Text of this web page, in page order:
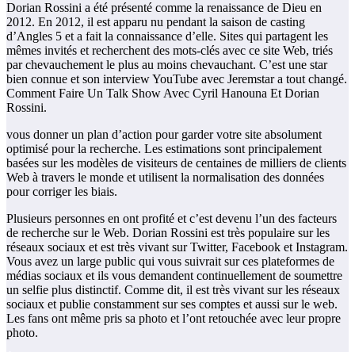
Dorian Rossini a été présenté comme la renaissance de Dieu en
2012. En 2012, il est apparu nu pendant la saison de casting
d’Angles 5 et a fait la connaissance d’elle. Sites qui partagent les
mêmes invités et recherchent des mots-clés avec ce site Web, triés
par chevauchement le plus au moins chevauchant. C’est une star
bien connue et son interview YouTube avec Jeremstar a tout changé.
Comment Faire Un Talk Show Avec Cyril Hanouna Et Dorian
Rossini.
vous donner un plan d’action pour garder votre site absolument
optimisé pour la recherche. Les estimations sont principalement
basées sur les modèles de visiteurs de centaines de milliers de clients
Web à travers le monde et utilisent la normalisation des données
pour corriger les biais.
Plusieurs personnes en ont profité et c’est devenu l’un des facteurs
de recherche sur le Web. Dorian Rossini est très populaire sur les
réseaux sociaux et est très vivant sur Twitter, Facebook et Instagram.
Vous avez un large public qui vous suivrait sur ces plateformes de
médias sociaux et ils vous demandent continuellement de soumettre
un selfie plus distinctif. Comme dit, il est très vivant sur les réseaux
sociaux et publie constamment sur ses comptes et aussi sur le web.
Les fans ont même pris sa photo et l’ont retouchée avec leur propre
photo.